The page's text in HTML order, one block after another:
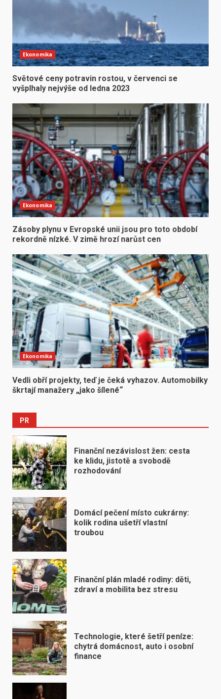
Ekonomika
Světové ceny potravin rostou, v červenci se
vyšplhaly nejvýše od ledna 2023
Ekonomika
Zásoby plynu v Evropské unii jsou pro toto období
rekordně nízké. V zimě hrozí narůst cen
Ekonomika
Vedli obří projekty, teď je čeká vyhazov. Automobilky
škrtají manažery „jako šílené“
PR
Finanční nezávislost žen: cesta
ke klidu, jistotě a svobodě
rozhodování
Domácí pečení místo cukrárny:
kolik rodina ušetří vlastní
troubou
Finanční plán mladé rodiny: děti,
zdraví a mobilita bez stresu
Technologie, které šetří peníze:
chytrá domácnost, auto i osobní
finance